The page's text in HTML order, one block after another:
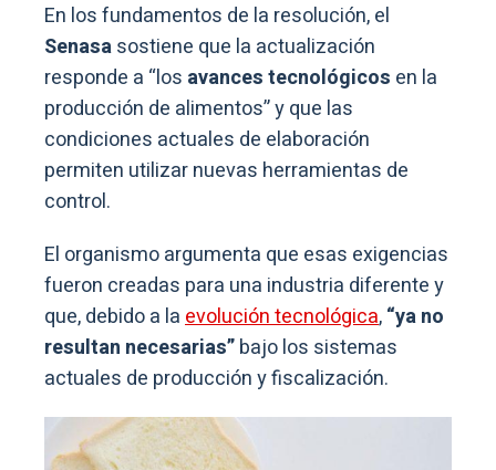
En los fundamentos de la resolución, el
Senasasostiene que la actualización
responde a “los avances tecnológicos en la
producción de alimentos” y que las
condiciones actuales de elaboración
permiten utilizar nuevas herramientas de
control.
El organismo argumenta que esas exigencias
fueron creadas para una industria diferente y
que, debido a laevolución tecnológica,“ya no
resultan necesarias”bajo los sistemas
actuales de producción y fiscalización.